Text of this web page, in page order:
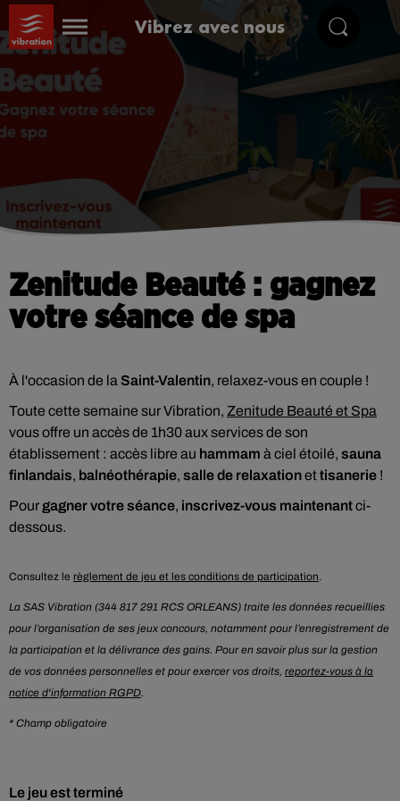
Vibrez avec nous
Zenitude Beauté : gagnez
votre séance de spa
À l'occasion de la Saint-Valentin, relaxez-vous en couple !
Toute cette semaine sur Vibration, Zenitude Beauté et Spa
vous offre un accès de 1h30 aux services de son
établissement : accès libre au hammam à ciel étoilé, sauna
finlandais, balnéothérapie, salle de relaxationettisanerie !
Pour gagner votre séance, inscrivez-vous maintenantci-
dessous.
Consultez le règlement de jeu et les conditions de participation.
La SAS Vibration (344 817 291 RCS ORLEANS) traite les données recueillies
pour l’organisation de ses jeux concours, notamment pour l’enregistrement de
la participation et la délivrance des gains. Pour en savoir plus sur la gestion
de vos données personnelles et pour exercer vos droits, reportez-vous à la
notice d'information RGPD.
* Champ obligatoire
Le jeu est terminé